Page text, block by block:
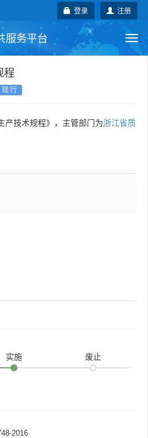
注册
登录
服务平台
业标准
术委员会
程
现行
产技术规程》，主管部门为浙江省质
实施 废止
2016